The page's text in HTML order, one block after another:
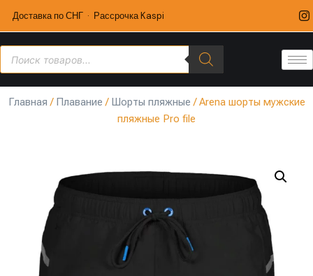
Доставка по СНГ · Рассрочка Kaspi
Главная / Плавание / Шорты пляжные / Arena шорты мужские
пляжные Pro file